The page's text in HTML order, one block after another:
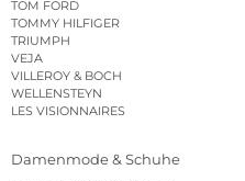
TOM FORD
TOMMY HILFIGER
TRIUMPH
VEJA
VILLEROY & BOCH
WELLENSTEYN
LES VISIONNAIRES
Damenmode & Schuhe